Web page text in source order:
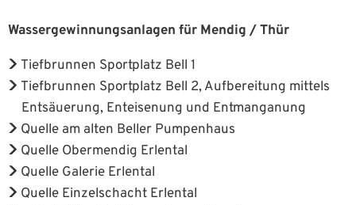
Wassergewinnungsanlagen für Mendig / Thür
Tiefbrunnen Sportplatz Bell 1
Tiefbrunnen Sportplatz Bell 2, Aufbereitung mittels
Entsäuerung, Enteisenung und Entmanganung
Quelle am alten Beller Pumpenhaus
Quelle Obermendig Erlental
Quelle Galerie Erlental
Quelle Einzelschacht Erlental